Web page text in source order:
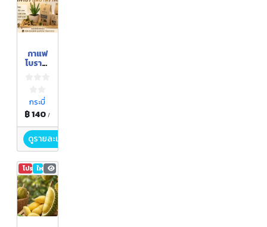
กาแฟ
โบราณ
กระบี่
฿ 140/
ดูรายละเอียด
โปรโมชัน
ใหม่ 64